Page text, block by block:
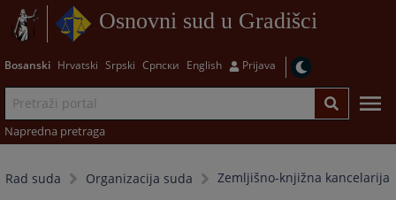
Osnovni sud u Gradišci
Bosanski Hrvatski Srpski Српски English Prijava
Napredna pretraga
Rad suda Organizacija suda Zemljišno-knjižna kancelarija